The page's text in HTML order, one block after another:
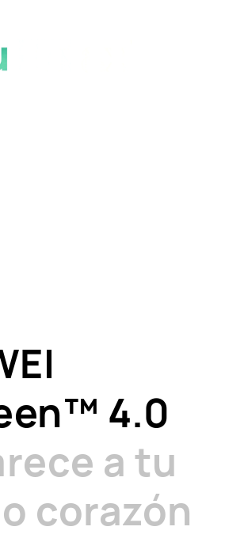
4.0
a tu
corazón